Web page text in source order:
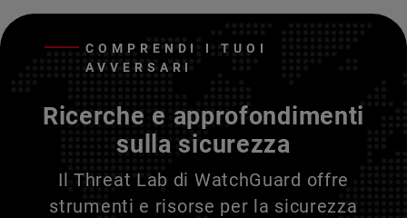
COMPRENDI I TUOI
AVVERSARI
Ricerche e approfondimenti
sulla sicurezza
Il Threat Lab di WatchGuard offre
strumenti e risorse per la sicurezza